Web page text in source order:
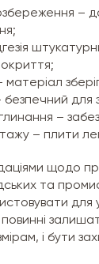
–
матеріал
– безпечний
–
– плити
щодо
та
для
повинні
і бути